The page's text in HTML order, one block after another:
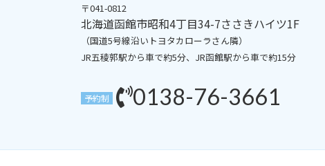
〒041-0812
北海道函館市昭和4丁目34-7ささきハイツ1F
（国道5号線沿いトヨタカローラさん隣）
JR五稜郭駅から車で約5分、JR函館駅から車で約15分
予約制 0138-76-3661